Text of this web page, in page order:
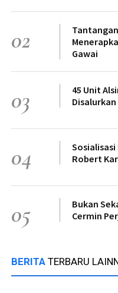
02
Gawai
03
45 Unit
04
Sosialisasi
Robert
05
Bukan
Cermin
BERITA TERBARU